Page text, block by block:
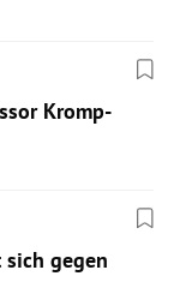
Kromp-
sich gegen